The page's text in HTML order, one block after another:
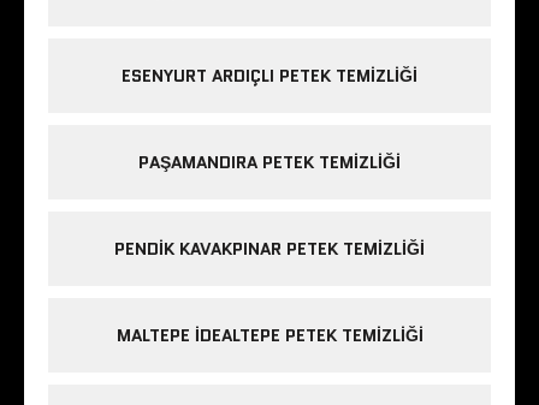
ESENYURT ARDIÇLI PETEK TEMIZLIĞI
PAŞAMANDIRA PETEK TEMIZLIĞI
PENDIK KAVAKPINAR PETEK TEMIZLIĞI
MALTEPE IDEALTEPE PETEK TEMIZLIĞI